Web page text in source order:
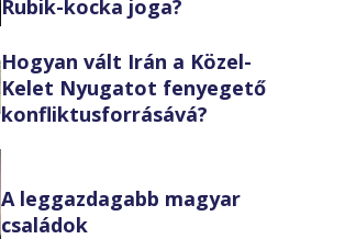
Rubik-kocka joga?
Hogyan vált Irán a Közel-
Kelet Nyugatot fenyegető
konfliktusforrásává?
A leggazdagabb magyar
családok